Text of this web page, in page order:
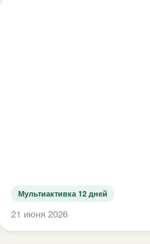
Мультиактивка 12 дней
21 июня 2026